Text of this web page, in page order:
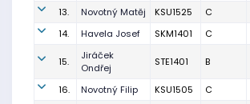
13.
Novotný Matěj KSU1525 C
14.
Havela Josef SKM1401 C
15.
Jiráček
Ondřej
STE1401 B
16. Novotný Filip KSU1505 C